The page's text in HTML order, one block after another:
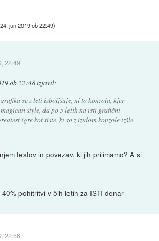
24. jun 2019 ob 22:49)
22:49
ob 22:48izjavil:
se z leti izboljšuje, ni to konzola, kjer
style, da po 5 letih na isti grafični
igre kot tiste, ki so z izidom konzole izšle.
testov in povezav, ki jih prilimamo? A si
pohitritvi v 5ih letih za ISTI denar
22:56